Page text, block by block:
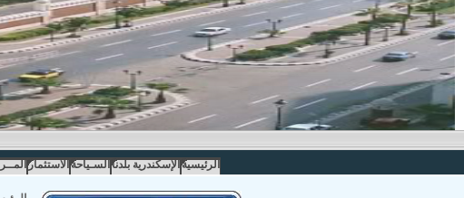
الرئيسية الإسكندرية بلدنا السـياحة الاستثمار